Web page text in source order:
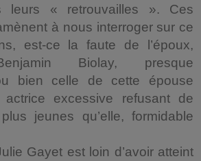
leurs « retrouvailles ». Ces
à nous interroger sur ce
est-ce la faute de l’époux,
Biolay, presque
bien celle de cette épouse
actrice excessive refusant de
jeunes qu’elle, formidable
Gayet est loin d’avoir atteint